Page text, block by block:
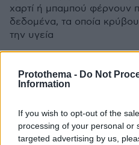
Protothema - Do Not
Information
If you wish to opt-out of the
processing of your personal or
targeted advertising by us,
χαρτί ή μπαμπού φέρνουν
δεδομένα, τα οποία
την υγεία